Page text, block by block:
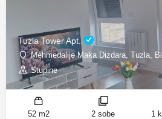
Tuzla Tower Apt.
Mehmedalije Maka Dizdara, Tuzla,
Stupine
52 m2 2 sobe 1